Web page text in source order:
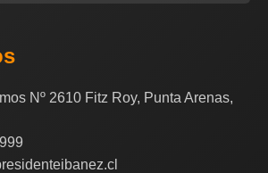
Nº 2610 Fitz Roy, Punta Arenas,